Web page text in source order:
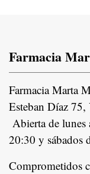
Farmacia
Farmacia Marta
Esteban Díaz
Abierta de lunes
20:30 y sábados
Comprometidos